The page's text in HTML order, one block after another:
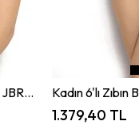
Kadın 6'lı Askılı Atlet Lacivert JBR584.0006
1.379,40 TL